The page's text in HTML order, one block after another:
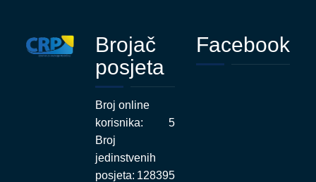
Brojač
posjeta
Broj online
korisnika:
5
Broj
jedinstvenih
posjeta: 128395
Facebook